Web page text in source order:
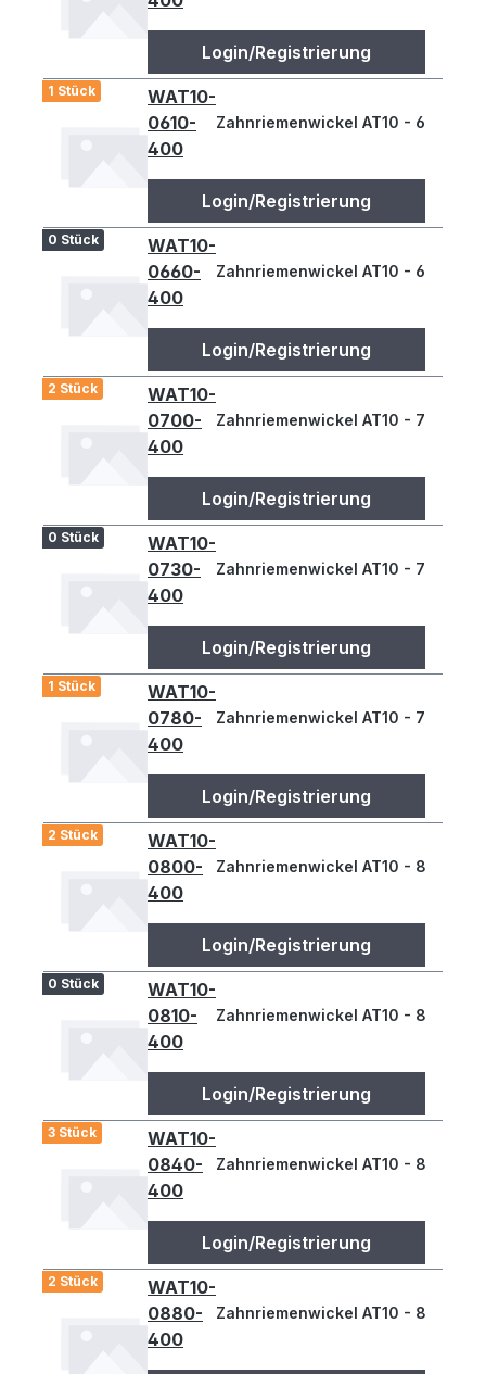
Login/Registrierung
1 Stück
WAT10-
0610-
400
Zahnriemenwickel AT10 - 610
Login/Registrierung
0 Stück
WAT10-
0660-
400
Zahnriemenwickel AT10 - 660
Login/Registrierung
2 Stück
WAT10-
0700-
400
Zahnriemenwickel AT10 - 700
Login/Registrierung
0 Stück
WAT10-
0730-
400
Zahnriemenwickel AT10 - 730
Login/Registrierung
1 Stück
WAT10-
0780-
400
Zahnriemenwickel AT10 - 780
Login/Registrierung
2 Stück
WAT10-
0800-
400
Zahnriemenwickel AT10 - 800
Login/Registrierung
0 Stück
WAT10-
0810-
400
Zahnriemenwickel AT10 - 810
Login/Registrierung
3 Stück
WAT10-
0840-
400
Zahnriemenwickel AT10 - 840
Login/Registrierung
2 Stück
WAT10-
0880-
400
Zahnriemenwickel AT10 - 880